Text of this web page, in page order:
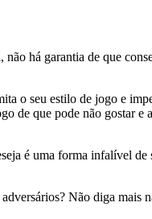
há garantia de que
o seu estilo de jogo e
de que pode não gostar e
é uma forma infalível
Não diga mais